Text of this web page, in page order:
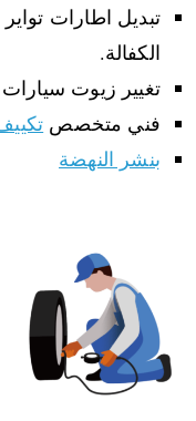
تبديل اطارات
الكفالة.
تغيير زيوت سيارات
فني متخصص
بنشر النهضة